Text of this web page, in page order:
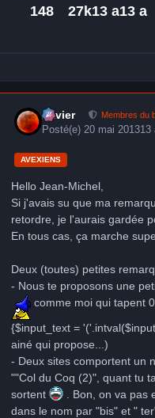
148 27k13 a13 a
Xavier Membres du
Posté(e) 20 mai 201313
AVEXIENS
Hello Jean-Michel,
Si j'avais su que ma
retordre, je l'aurais gardée
En tous cas, ça marche
Deux (toutes) petites
- Nous te proposons une
comme moi qui tapent
{$input_text =
ainé qui propose...)
- Deux sites comportent un
""Col du Coq (2)", quant tu
sortent
. Bon, on va pas
dans le nom par "bis" et "